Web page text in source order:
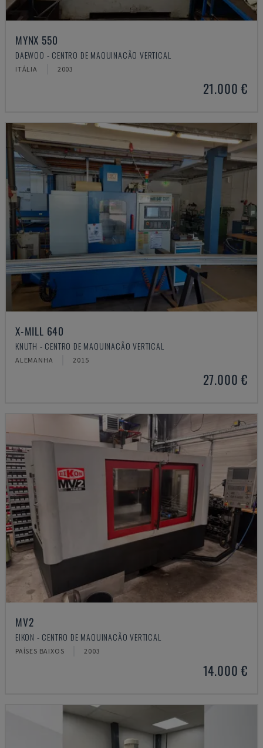
MYNX 550
DAEWOO - CENTRO DE MAQUINAÇÃO VERTICAL
ITÁLIA 2003
21.000 €
X-MILL 640
KNUTH - CENTRO DE MAQUINAÇÃO VERTICAL
ALEMANHA 2015
27.000 €
MV2
EIKON - CENTRO DE MAQUINAÇÃO VERTICAL
PAÍSES BAIXOS 2003
14.000 €